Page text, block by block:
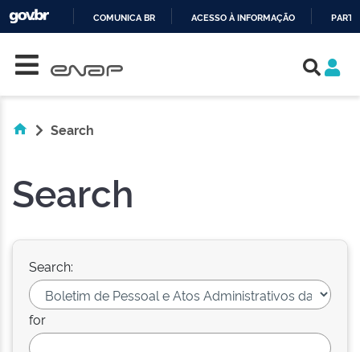
COMUNICA BR ACESSO À INFORMAÇÃO
Search
Search
Search:
for